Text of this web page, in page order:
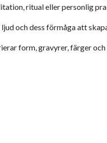
ritual eller personlig
och dess förmåga att
form, gravyrer, färger